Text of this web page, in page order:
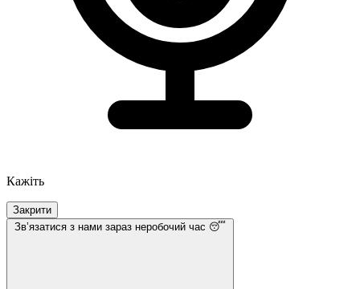
Кажіть
Закрити
Звʼязатися з нами зараз неробочий час 😴